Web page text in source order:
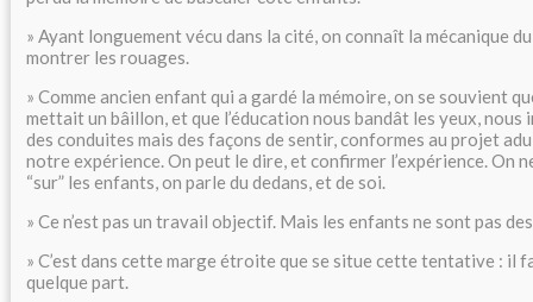
» Ayant longuement vécu dans la cité, on connaît la mécanique
montrer les rouages.
» Comme ancien enfant qui a gardé la mémoire, on se souvient
mettait un bâillon, et que l’éducation nous bandât les yeux, nous
des conduites mais des façons de sentir, conformes au projet
notre expérience. On peut le dire, et confirmer l’expérience. On
“sur” les enfants, on parle du dedans, et de soi.
» Ce n’est pas un travail objectif. Mais les enfants ne sont pas
» C’est dans cette marge étroite que se situe cette tentative : il
quelque part.